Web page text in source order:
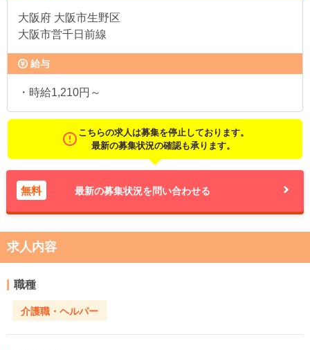
大阪府 大阪市生野区
大阪市営千日前線
給与
・時給1,210円～
こちらの求人は募集を停止しております。
最新の募集状況の確認も承ります。
無料 最新の募集状況を問い合わせる
求人内容
職種
介護職・ヘルパー